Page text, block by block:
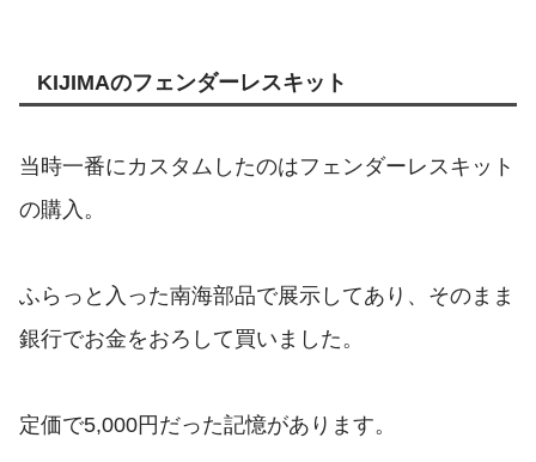
KIJIMAのフェンダーレスキット
当時一番にカスタムしたのはフェンダーレスキット
の購入。
ふらっと入った南海部品で展示してあり、そのまま
銀行でお金をおろして買いました。
定価で5,000円だった記憶があります。